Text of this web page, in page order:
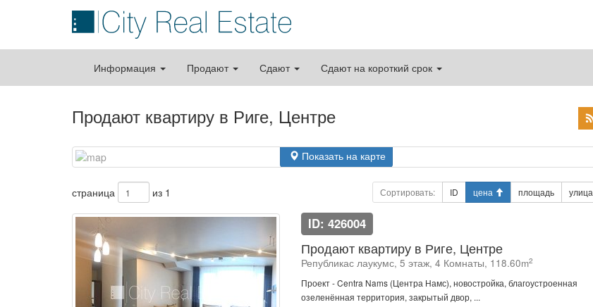
Информация Продают Сдают Сдают на короткий срок
Продают квартиру в Риге, Центре
Показать на карте
страница из 1 Сортировать: ID цена площадь улица
ID: 426004
Продают квартиру в Риге, Центре
Републикас лаукумс, 5 этаж, 4 Комнаты, 118.60m2
Проект - Centra Nams (Центра Намс), новостройка, благоустроенная
озеленённая территория, закрытый двор, ...